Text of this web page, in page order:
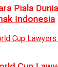
Piala
Indonesia